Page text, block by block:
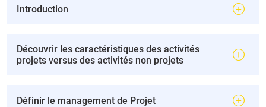
Introduction
Découvrir les caractéristiques des activités
projets versus des activités non projets
Définir le management de Projet